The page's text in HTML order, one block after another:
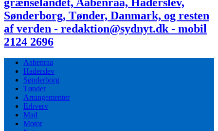
Sønderborg, Tønder, Danmark, og resten
af verden - redaktion@sydnyt.dk - mobil
2124 2696
Aabenraa
Haderslev
Sønderborg
Tønder
Arrangementer
Erhverv
Mad
Motor